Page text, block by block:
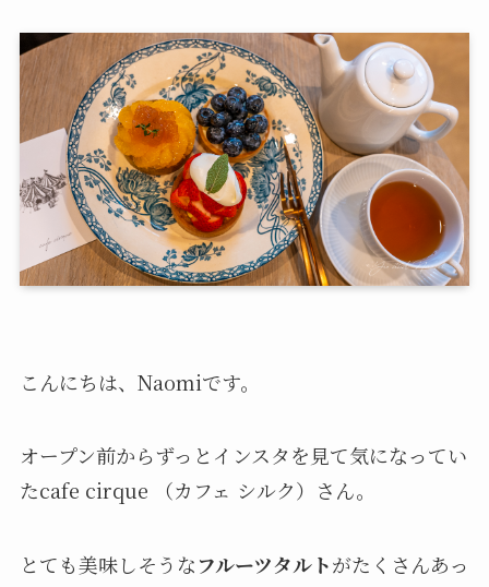
こんにちは、Naomiです。
オープン前からずっとインスタを見て気になってい
たcafe cirque （カフェ シルク）さん。
とても美味しそうなフルーツタルトがたくさんあっ